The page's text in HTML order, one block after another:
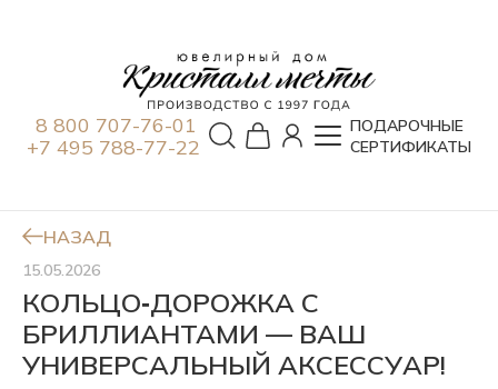
8 800 707-76-01
+7 495 788-77-22
ПОДАРОЧНЫЕ
СЕРТИФИКАТЫ
НАЗАД
15.05.2026
КОЛЬЦО‑ДОРОЖКА С
БРИЛЛИАНТАМИ — ВАШ
УНИВЕРСАЛЬНЫЙ АКСЕССУАР!